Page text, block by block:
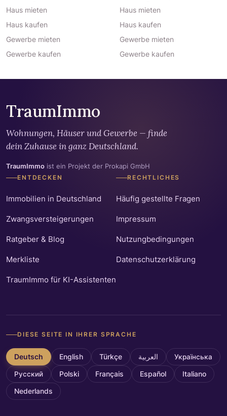
Haus mieten
Haus kaufen
Gewerbe mieten
Gewerbe kaufen
Haus mieten
Haus kaufen
Gewerbe mieten
Gewerbe kaufen
TraumImmo
Wohnungen, Häuser und Gewerbe — finde
dein Zuhause in ganz Deutschland.
TraumImmo ist ein Projekt der Prokapi GmbH
ENTDECKEN
Immobilien in Deutschland
Zwangsversteigerungen
Ratgeber & Blog
Merkliste
TraumImmo für KI-Assistenten
RECHTLICHES
Häufig gestellte Fragen
Impressum
Nutzungbedingungen
Datenschutzerklärung
DIESE SEITE IN IHRER SPRACHE
Deutsch English Türkçe العربية Українська
Русский Polski Français Español Italiano
Nederlands